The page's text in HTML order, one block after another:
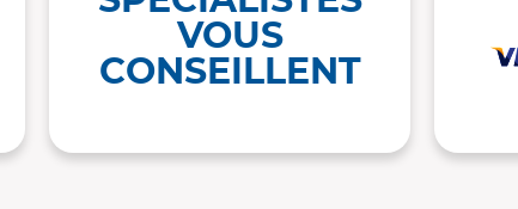
VOUS
CONSEILLENT